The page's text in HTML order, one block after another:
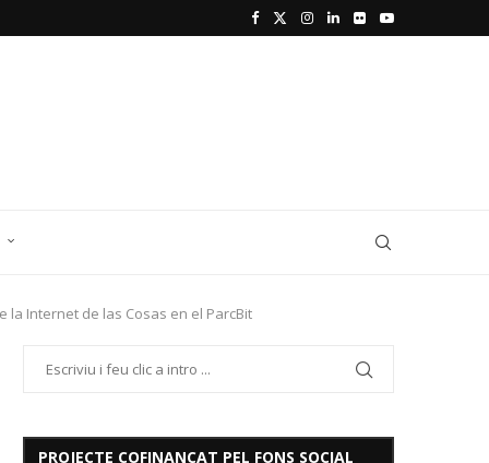
Internet de las Cosas en el ParcBit
PROJECTE COFINANÇAT PEL FONS SOCIAL